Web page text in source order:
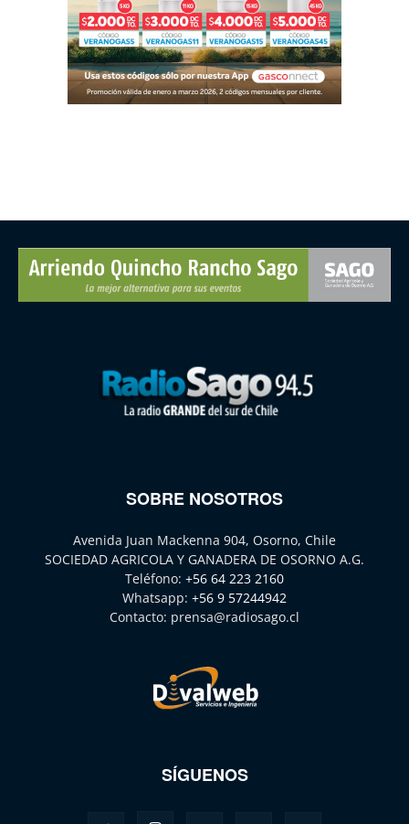
SOBRE NOSOTROS
Avenida Juan Mackenna 904, Osorno, Chile
SOCIEDAD AGRICOLA Y GANADERA DE OSORNO A.G.
Teléfono: +56 64 223 2160
Whatsapp: +56 9 57244942
Contacto: prensa@radiosago.cl
SÍGUENOS